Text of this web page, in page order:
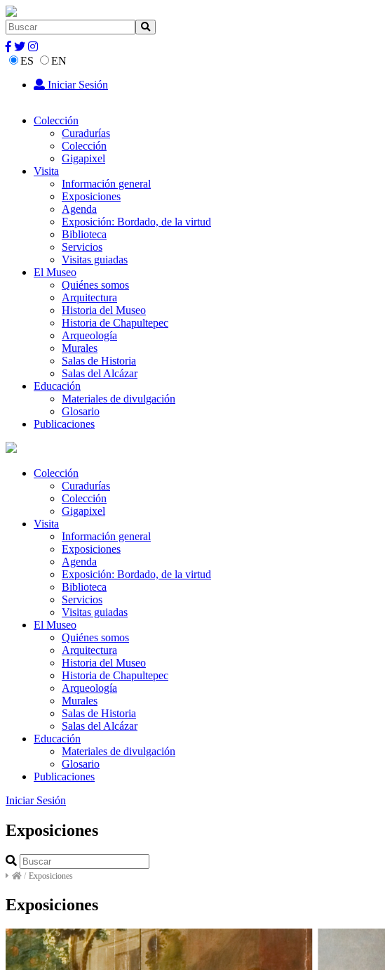
ES
EN
Iniciar Sesión
Colección
Curadurías
Colección
Gigapixel
Visita
Información general
Exposiciones
Agenda
Exposición: Bordado, de la virtud
Biblioteca
Servicios
Visitas guiadas
El Museo
Quiénes somos
Arquitectura
Historia del Museo
Historia de Chapultepec
Arqueología
Murales
Salas de Historia
Salas del Alcázar
Educación
Materiales de divulgación
Glosario
Publicaciones
Colección
Curadurías
Colección
Gigapixel
Visita
Información general
Exposiciones
Agenda
Exposición: Bordado, de la virtud
Biblioteca
Servicios
Visitas guiadas
El Museo
Quiénes somos
Arquitectura
Historia del Museo
Historia de Chapultepec
Arqueología
Murales
Salas de Historia
Salas del Alcázar
Educación
Materiales de divulgación
Glosario
Publicaciones
Iniciar Sesión
Exposiciones
/ Exposiciones
Exposiciones